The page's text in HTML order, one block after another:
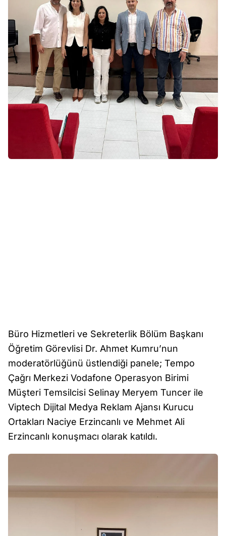
Büro Hizmetleri ve Sekreterlik Bölüm Başkanı
Öğretim Görevlisi Dr. Ahmet Kumru’nun
moderatörlüğünü üstlendiği panele; Tempo
Çağrı Merkezi Vodafone Operasyon Birimi
Müşteri Temsilcisi Selinay Meryem Tuncer ile
Viptech Dijital Medya Reklam Ajansı Kurucu
Ortakları Naciye Erzincanlı ve Mehmet Ali
Erzincanlı konuşmacı olarak katıldı.